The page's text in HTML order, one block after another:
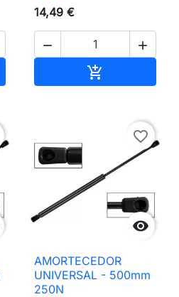
14,49 €
 


favorite_border
AMORTECEDOR
UNIVERSAL - 500mm
250N